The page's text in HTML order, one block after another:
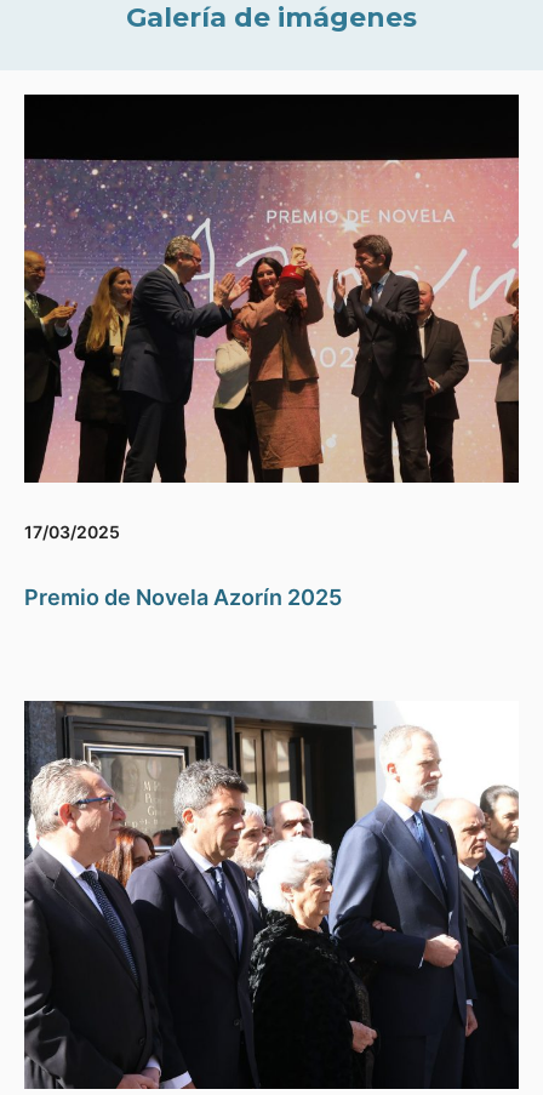
Galería de imágenes
17/03/2025
Premio de Novela Azorín 2025